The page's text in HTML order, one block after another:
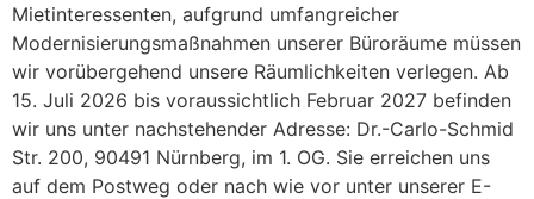
Mietinteressenten, aufgrund umfangreicher
Modernisierungsmaßnahmen unserer Büroräume müssen
wir vorübergehend unsere Räumlichkeiten verlegen. Ab
15. Juli 2026 bis voraussichtlich Februar 2027 befinden
wir uns unter nachstehender Adresse: Dr.-Carlo-Schmid
Str. 200, 90491 Nürnberg, im 1. OG. Sie erreichen uns
auf dem Postweg oder nach wie vor unter unserer E-